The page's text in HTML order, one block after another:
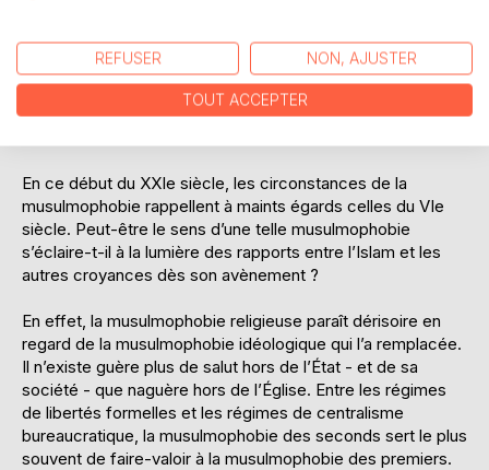
siècles, généralement solidaires d’une certaine vision du
Musulman, n’a jamais toléré les écarts en fait de son
interprétation. Elles ont marqué du sceau de la
musulmophobie leurs intransigeances le cours de son
En ce début du XXIe siècle, les circonstances de la
musulmophobie rappellent à maints égards celles du VIe
siècle. Peut-être le sens d’une telle musulmophobie
s’éclaire-t-il à la lumière des rapports entre l’Islam et les
autres croyances dès son avènement ?
En effet, la musulmophobie religieuse paraît dérisoire en
regard de la musulmophobie idéologique qui l’a remplacée.
Il n’existe guère plus de salut hors de l’État - et de sa
société - que naguère hors de l’Église. Entre les régimes
de libertés formelles et les régimes de centralisme
bureaucratique, la musulmophobie des seconds sert le plus
souvent de faire-valoir à la musulmophobie des premiers.
REFUSER NON, AJUSTER
TOUT ACCEPTER